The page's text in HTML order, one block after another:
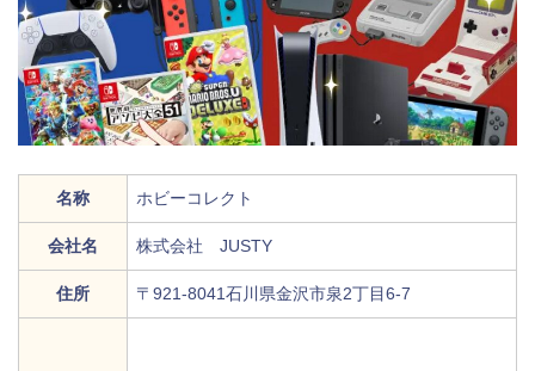
名称 ホビーコレクト
会社名 株式会社 JUSTY
住所 〒921-8041石川県金沢市泉2丁目6-7